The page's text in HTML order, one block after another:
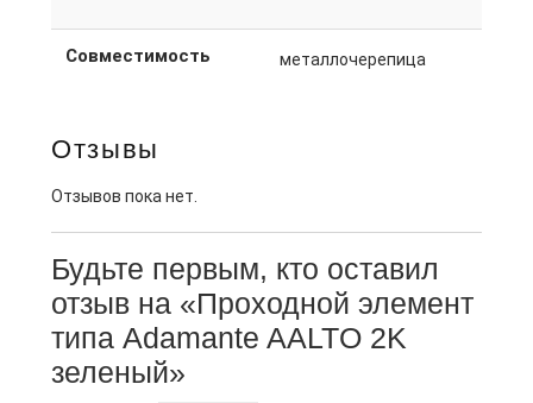
Совместимость металлочерепица
Отзывы
Отзывов пока нет.
Будьте первым, кто оставил
отзыв на «Проходной элемент
типа Adamante AALTO 2K
зеленый»